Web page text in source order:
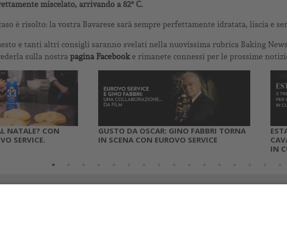
miscelato, arrivando a 82° C.
è risolto: la vostra Bavarese sarà sempre perfettamente idratata, liscia e
e tanti altri consigli saranno svelati nella nuovissima rubrica Baking
sulla nostrapagina Facebooke rimanete connessi per le prossime
NATALE? CON
SERVICE.
GUSTO DA OSCAR: GINO FABBRI TORNA
IN SCENA CON EUROVO SERVICE
IN